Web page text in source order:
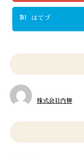
B! はてブ
株式会社内柳